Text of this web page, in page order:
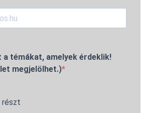
a témákat, amelyek érdeklik!
megjelölhet.)
részt